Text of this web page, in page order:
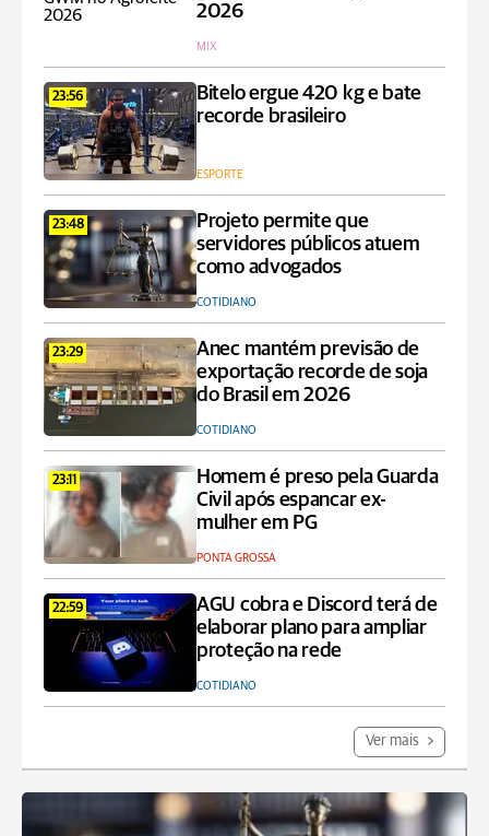
2026
MIX
23:56
Bitelo ergue 420 kg e bate
recorde brasileiro
ESPORTE
23:48
Projeto permite que
servidores públicos atuem
como advogados
COTIDIANO
23:29
Anec mantém previsão de
exportação recorde de soja
do Brasil em 2026
COTIDIANO
23:11
Homem é preso pela Guarda
Civil após espancar ex-
mulher em PG
PONTA GROSSA
22:59
AGU cobra e Discord terá de
elaborar plano para ampliar
proteção na rede
COTIDIANO
Ver mais